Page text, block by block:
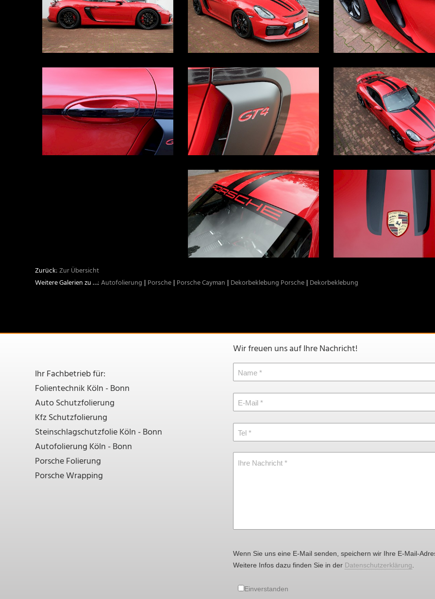
Zur Übersicht
Autofolierung Porsche Porsche Cayman Dekorbeklebung Porsche Dekorbeklebung
Wir freuen uns auf Ihre Nachricht!
Name
E-Mail
Tel
Ihre Nachricht
Wenn Sie uns eine E-Mail senden, speichern wir Ihre E-Mail-
Weitere Infos dazu finden Sie in der Datenschutzerklärung
Einverstanden
Ihr Fachbetrieb für:
Folientechnik Köln - Bonn
Auto Schutzfolierung
Kfz Schutzfolierung
Steinschlagschutzfolie Köln - Bonn
Autofolierung Köln - Bonn
Porsche Folierung
Porsche Wrapping